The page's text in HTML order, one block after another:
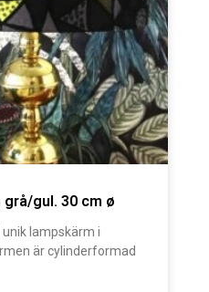
grå/gul. 30 cm ø
lampskärm i
är cylinderformad